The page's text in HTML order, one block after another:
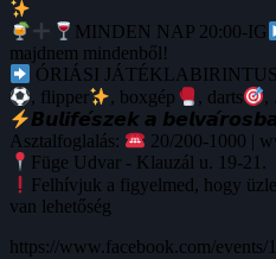
MINDEN NAP 20:00-IG
majdnem mindenből!
ÓRIÁSI
, flipper
, boxgép , darts
,
𝘽𝙪𝙡𝙞𝙛𝙚́𝙨𝙯𝙚𝙠 𝙖
Asztalfoglalás:
20/200-1000 |
Füge Udvar - Klauzál u. 19-21.
Felhívjuk a figyelmed, hogy
van lehetőség
https://www.facebook.com/events/